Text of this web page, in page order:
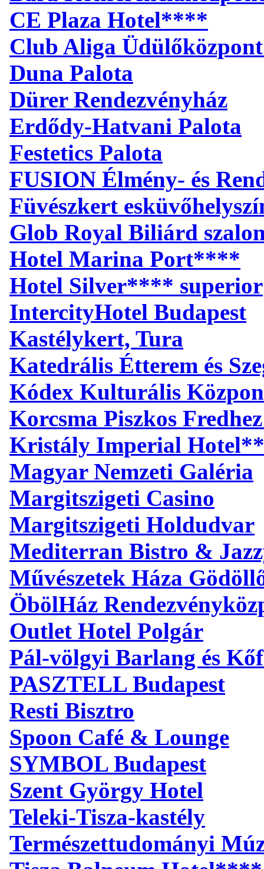
CE Plaza Hotel****
Club Aliga Üdülőközpont
Duna Palota
Dürer Rendezvényház
Erdődy-Hatvani Palota
Festetics Palota
FUSION Élmény- és
Füvészkert
Glob Royal Biliárd
Hotel Marina Port****
Hotel Silver**** superior
IntercityHotel Budapest
Kastélykert, Tura
Katedrális Étterem és
Kódex Kulturális
Korcsma Piszkos
Kristály Imperial
Magyar Nemzeti Galéria
Margitszigeti Casino
Margitszigeti Holdudvar
Mediterran Bistro &
Művészetek Háza
ÖbölHáz
Outlet Hotel Polgár
Pál-völgyi Barlang és
PASZTELL Budapest
Resti Bisztro
Spoon Café & Lounge
SYMBOL Budapest
Szent György Hotel
Teleki-Tisza-kastély
Természettudományi